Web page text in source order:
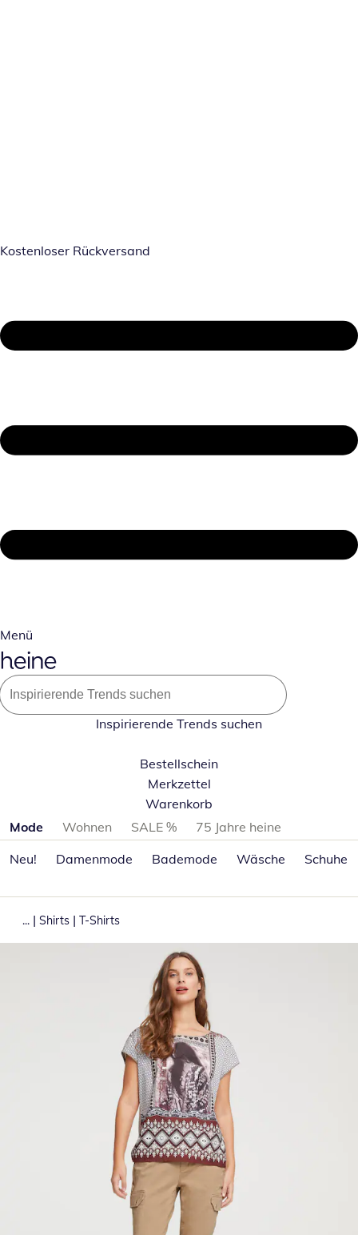
Kostenloser Rückversand
Menü
Inspirierende Trends suchen
Bestellschein
Merkzettel
Warenkorb
Produktkategorien überspringen
Mode Wohnen SALE %
75 Jahre heine
Neu!
Damenmode Bademode Wäsche Schuhe
... | Shirts | T-Shirts